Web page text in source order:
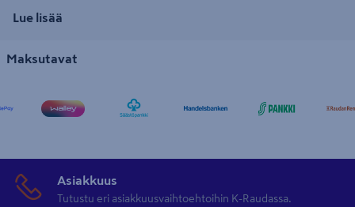
vaadi akun latausta tai polttoaineita toimiakseen. Suuremmille
Lue lisää
Maksutavat
Asiakkuus
Tutustu eri asiakkuusvaihtoehtoihin K-Raudassa.